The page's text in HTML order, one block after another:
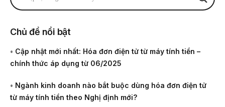
Chủ đề nổi bật
• Cập nhật mới nhất: Hóa đơn điện tử từ máy tính tiền –
chính thức áp dụng từ 06/2025
• Ngành kinh doanh nào bắt buộc dùng hóa đơn điện tử
từ máy tính tiền theo Nghị định mới?